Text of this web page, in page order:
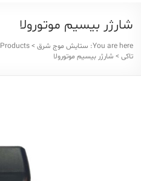
بیسیم
و
تعمیرات
شارژر بیسیم موتورولا
You are here: ستایش موج شرق >
Products
تاکی > شارژر بیسیم موتورولا